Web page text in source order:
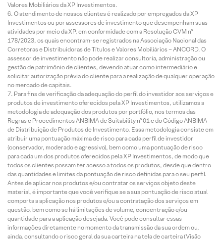
Valores Mobiliários da XP Investimentos.
O atendimento de nossos clientes é realizado por empregados da XP
Investimentos ou por assessores de investimento que desempenham suas
atividades por meio da XP, em conformidade com a Resolução CVM nº
178/2023, os quais encontram-se registrados na Associação Nacional das
Corretoras e Distribuidoras de Títulos e Valores Mobiliários – ANCORD. O
assessor de investimento não pode realizar consultoria, administração ou
gestão de patrimônio de clientes, devendo atuar como intermediário e
solicitar autorização prévia do cliente para a realização de qualquer operação
no mercado de capitais.
Para fins de verificação da adequação do perfil do investidor aos serviços e
produtos de investimento oferecidos pela XP Investimentos, utilizamos a
metodologia de adequação dos produtos por portfólio, nos termos das
Regras e Procedimentos ANBIMA de Suitability nº 01 e do Código ANBIMA
de Distribuição de Produtos de Investimento. Essa metodologia consiste em
atribuir uma pontuação máxima de risco para cada perfil de investidor
(conservador, moderado e agressivo), bem como uma pontuação de risco
para cada um dos produtos oferecidos pela XP Investimentos, de modo que
todos os clientes possam ter acesso a todos os produtos, desde que dentro
das quantidades e limites da pontuação de risco definidas para o seu perfil.
Antes de aplicar nos produtos e/ou contratar os serviços objeto deste
material, é importante que você verifique se a sua pontuação de risco atual
comporta a aplicação nos produtos e/ou a contratação dos serviços em
questão, bem como se há limitações de volume, concentração e/ou
quantidade para a aplicação desejada. Você pode consultar essas
informações diretamente no momento da transmissão da sua ordem ou,
ainda, consultando o risco geral da sua carteira na tela de carteira (Visão